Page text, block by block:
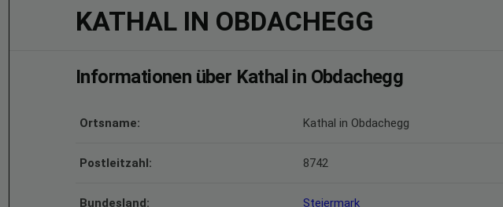
KATHAL IN OBDACHEGG
Informationen über Kathal in Obdachegg
Ortsname: Kathal in Obdachegg
Postleitzahl: 8742
Bundesland: Steiermark